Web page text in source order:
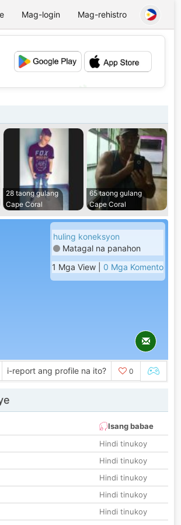
Mag-login Mag-rehistro
28 taong gulang
Cape Coral
65 taong gulang
Cape Coral
huling koneksyon
Matagal na panahon
1 Mga View | 0 Mga Komento
i-report ang profile na ito? 0
Isang babae
Hindi tinukoy
Hindi tinukoy
Hindi tinukoy
Hindi tinukoy
Hindi tinukoy